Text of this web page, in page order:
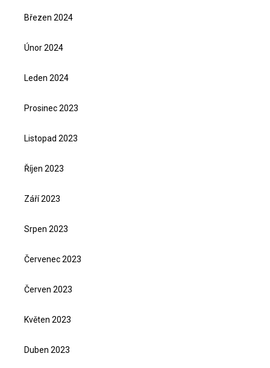
Březen 2024
Únor 2024
Leden 2024
Prosinec 2023
Listopad 2023
Říjen 2023
Září 2023
Srpen 2023
Červenec 2023
Červen 2023
Květen 2023
Duben 2023